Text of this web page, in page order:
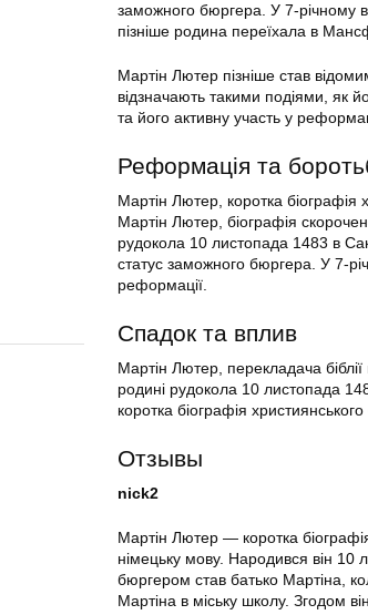
заможного бюргера. У 7-річному
пізніше родина переїхала в
Мартін Лютер пізніше став
відзначають такими подіями, як
та його активну участь у
Реформація та
Мартін Лютер, коротка біографія
Мартін Лютер, біографія
рудокола 10 листопада 1483 в
статус заможного бюргера. У 7-
реформації.
Спадок та вплив
Мартін Лютер, перекладача
родині рудокола 10 листопада
коротка біографія
Отзывы
nick2
Мартін Лютер — коротка
німецьку мову. Народився він 10
бюргером став батько Мартіна,
Мартіна в міську школу. Згодом